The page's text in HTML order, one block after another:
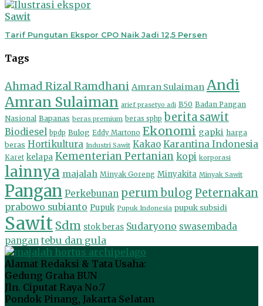
Sawit
Tarif Pungutan Ekspor CPO Naik Jadi 12,5 Persen
Tags
Ahmad Rizal Ramdhani Amran Sulaiman Andi
Amran Sulaiman arief prasetyo adi B50 Badan Pangan
Nasional Bapanas beras premium beras sphp berita sawit
Biodiesel bpdp Bulog Eddy Martono Ekonomi gapki harga
beras Hortikultura Industri Sawit Kakao Karantina Indonesia
Karet kelapa Kementerian Pertanian kopi korporasi
lainnya majalah Minyak Goreng Minyakita Minyak Sawit
Pangan Perkebunan perum bulog Peternakan
prabowo subianto Pupuk Pupuk Indonesia pupuk subsidi
Sawit Sdm stok beras Sudaryono swasembada
pangan tebu dan gula
Alamat Redaksi & Tata Usaha:
Gedung Graha BUN
Jln. Ciputat Raya No.7
Pondok Pinang, Jakarta Selatan